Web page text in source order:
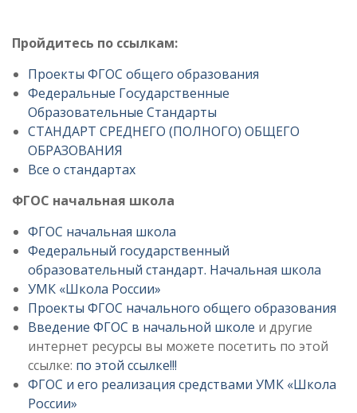
Пройдитесь по ссылкам:
Проекты ФГОС общего образования
Федеральные Государственные
Образовательные Стандарты
СТАНДАРТ СРЕДНЕГО (ПОЛНОГО) ОБЩЕГО
ОБРАЗОВАНИЯ
Все о стандартах
ФГОС начальная школа
ФГОС начальная школа
Федеральный государственный
образовательный стандарт. Начальная школа
УМК «Школа России»
Проекты ФГОС начального общего образования
Введение ФГОС в начальной школе и другие
интернет ресурсы вы можете посетить по этой
ссылке: по этой ссылке!!!
ФГОС и его реализация средствами УМК «Школа
России»